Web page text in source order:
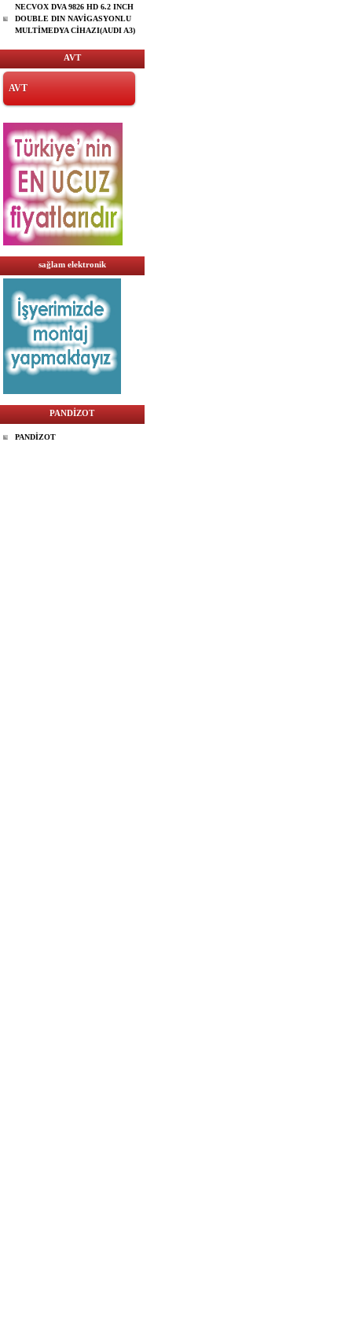
NECVOX DVA 9826 HD 6.2 INCH
DOUBLE DIN NAVİGASYONLU
MULTİMEDYA CİHAZI(AUDI A3)
AVT
AVT
sağlam elektronik
PANDİZOT
PANDİZOT